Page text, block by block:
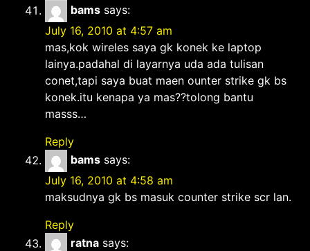
bams says:
July 16, 2010 at 4:57 am
mas,kok wireles saya gk konek ke laptop
lainya.padahal di layarnya uda ada tulisan
conet,tapi saya buat maen ounter strike gk bs
konek.itu kenapa ya mas??tolong bantu
masss…
Reply
bams says:
July 16, 2010 at 4:58 am
maksudnya gk bs masuk counter strike scr lan.
Reply
ratna says: